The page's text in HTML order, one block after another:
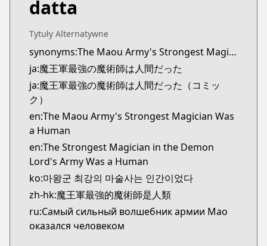
Kitsu
https://kitsu.app/manga/57016
CDJapan
CDJapan
https://www.anime-planet.com/manga/https://
MangaUpdates
MangaUpdates
https://www.mangaupdates.com/
novelUpdates
novelUpdates
https://www.novelupdates.com/series/maou-
Book☆Walker
Book☆Walker
https://bookwalker.jp/series/214322/list
datta
Tytuły Alternatywne
synonyms:The Maou Army's Strongest Magician Was a Human
ja:魔王軍最強の魔術師は人間だった
ja:魔王軍最強の魔術師は人間だった（コミッ
ク）
en:The Maou Army's Strongest Magician Was
a Human
en:The Strongest Magician in the Demon
Lord's Army Was a Human
ko:마왕군 최강의 마술사는 인간이었다
zh-hk:魔王軍最強的魔術師是人類
ru:Самый сильный волшебник армии Мао
оказался человеком